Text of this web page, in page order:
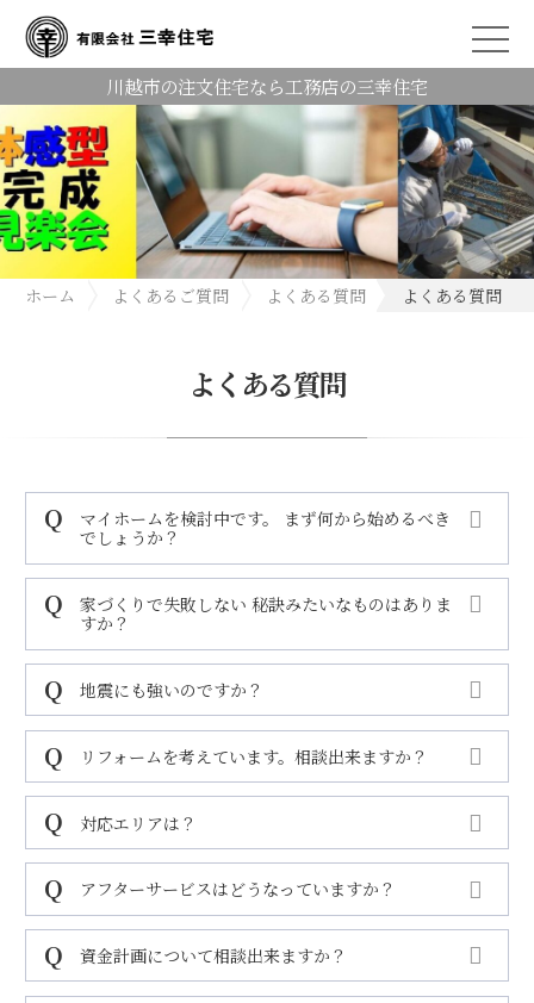
川越市の注文住宅なら工務店の三幸住宅
ホーム よくあるご質問 よくある質問 よくある質問
よくある質問
マイホームを検討中です。 まず何から始めるべき
でしょうか？
家づくりで失敗しない 秘訣みたいなものはありま
すか？
地震にも強いのですか？
リフォームを考えています。相談出来ますか？
対応エリアは？
アフターサービスはどうなっていますか？
資金計画について相談出来ますか？